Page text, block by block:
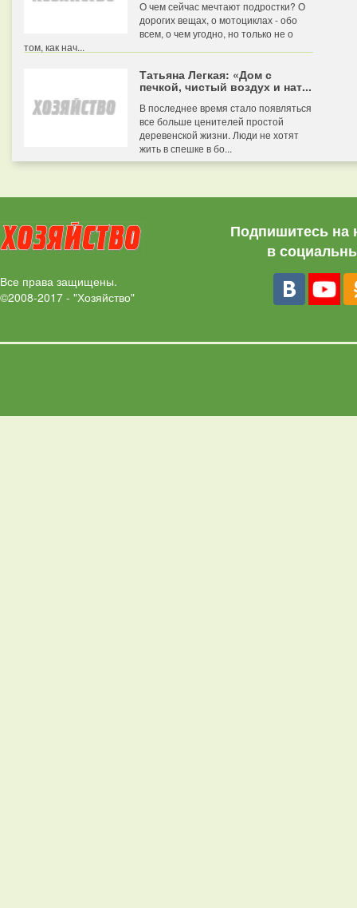
О чем сейчас мечтают подростки? О
дорогих вещах, о мотоциклах - обо
всем, о чем угодно, но только не о
том, как нач...
Татьяна Легкая: «Дом с
печкой, чистый воздух и нат...
В последнее время стало появляться
все больше ценителей простой
деревенской жизни. Люди не хотят
жить в спешке в бо...
Все права защищены.
©2008-2017 - "Хозяйство"
Подпишитесь на
в